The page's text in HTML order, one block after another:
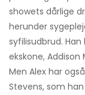
showets dårlige
herunder
syfilisudbrud.
ekskone,
Men Alex har
Stevens, som